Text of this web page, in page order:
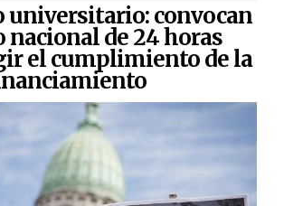
universitario: convocan
nacional de 24 horas
el cumplimiento de la